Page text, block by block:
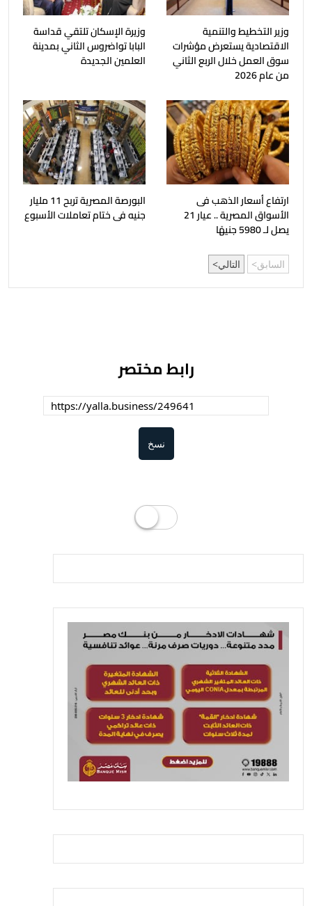
وزير التخطيط والتنمية
الاقتصادية يستعرض مؤشرات
سوق العمل خلال الربع الثاني
من عام 2026
وزيرة الإسكان تلتقي قداسة
البابا تواضروس الثاني بمدينة
العلمين الجديدة
ارتفاع أسعار الذهب فى
الأسواق المصرية .. عيار 21
يصل لـ 5980 جنيهًا
البورصة المصرية تربح 11 مليار
جنيه فى ختام تعاملات الأسبوع
السابق التالي
رابط مختصر
نسخ